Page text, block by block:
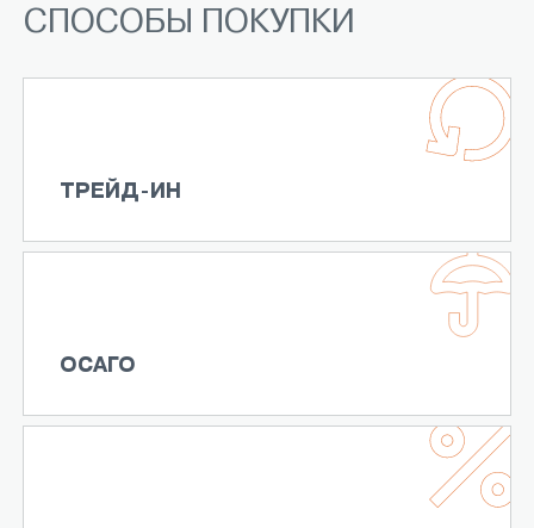
СПОСОБЫ ПОКУПКИ
ТРЕЙД-ИН
ОСАГО